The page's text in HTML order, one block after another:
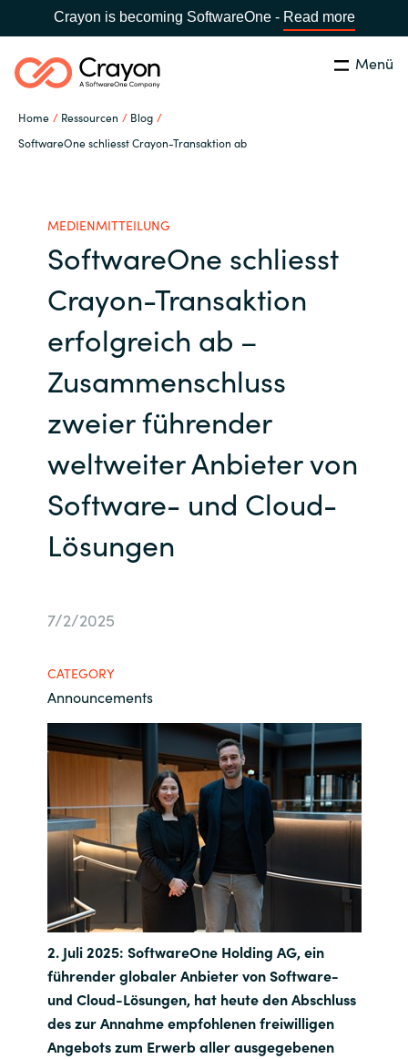
Crayon is becoming SoftwareOne - Read more
Menü
Home Ressourcen
Blog
SoftwareOne schliesst Crayon-Transaktion ab
Global site
Africa
Australia
Austria
Bulgaria
Czechia
Hungary
Iceland
India
Indonesia
Kuwait
Latvia
Suchen Schliessen
Unsere Expertise
Partner Business
Ressourcen
Über uns
Kontakt
Karriere
MEDIENMITTEILUNG
SoftwareOne schliesst
Crayon-Transaktion
erfolgreich ab –
Zusammenschluss
zweier führender
weltweiter Anbieter von
Software- und Cloud-
Lösungen
7/2/2025
CATEGORY
Announcements
2. Juli 2025: SoftwareOneHolding AG, ein
führender globaler Anbieter von Software-
und Cloud-Lösungen, hat heute den Abschluss
des zur Annahme empfohlenen freiwilligen
Angebots zum Erwerb aller ausgegebenen